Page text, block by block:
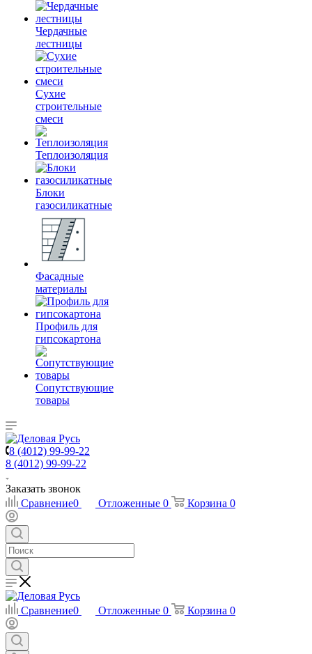
Чердачные
лестницы
Сухие
строительные
смеси
Теплоизоляция
Блоки
газосиликатные
Фасадные
материалы
Профиль для
гипсокартона
Сопутствующие
товары
8 (4012) 99-99-22
8 (4012) 99-99-22
Заказать звонок
Сравнение0 Отложенные 0 Корзина 0
Сравнение0 Отложенные 0 Корзина 0